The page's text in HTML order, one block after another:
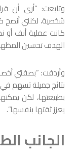
وتابعت: “أرى أن
شخصية، لكنني أنصح
كانت عملية أنف أو
الهدف تحسين
وأردفت: “بصفتي
نتائج جميلة تسهم
بطبيعتها، لكن
يعزز ثقتها بنفسها”.
الجانب